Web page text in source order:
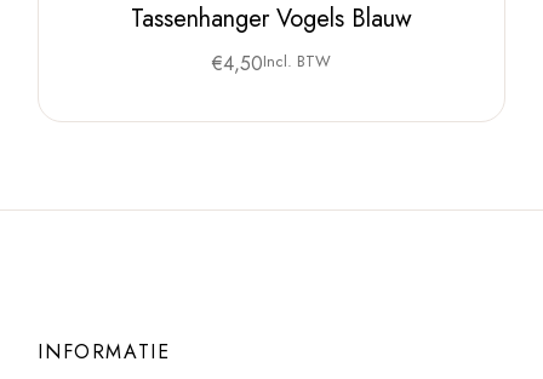
Tassenhanger Vogels Blauw
€4,50Incl. BTW
INFORMATIE